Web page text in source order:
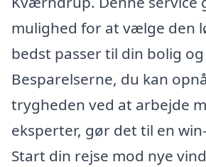
mulighed for at vælge den
bedst passer til din bolig
Besparelserne, du kan
trygheden ved at arbejde
eksperter, gør det til en
Start din rejse mod nye